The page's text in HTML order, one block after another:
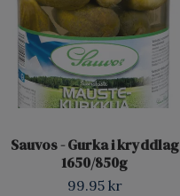
Sauvos - Gurka i kryddlag
1650/850g
99.95 kr